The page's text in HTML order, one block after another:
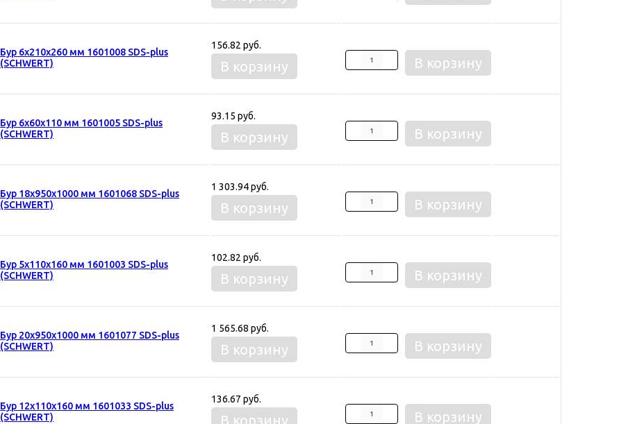
Бур 6х210х260 мм 1601008 SDS-plus
(SCHWERT)
156.82 руб.
В корзину В корзину
Бур 6х60х110 мм 1601005 SDS-plus
(SCHWERT)
93.15 руб.
В корзину В корзину
Бур 18х950х1000 мм 1601068 SDS-plus
(SCHWERT)
1 303.94 руб.
В корзину В корзину
Бур 5х110х160 мм 1601003 SDS-plus
(SCHWERT)
102.82 руб.
В корзину В корзину
Бур 20х950х1000 мм 1601077 SDS-plus
(SCHWERT)
1 565.68 руб.
В корзину В корзину
Бур 12х110х160 мм 1601033 SDS-plus
(SCHWERT)
136.67 руб.
В корзину В корзину